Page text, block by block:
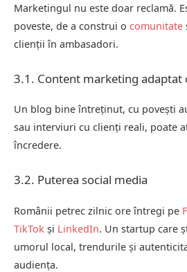
Marketingul nu este doar reclamă.
poveste, de a construi o comunitate
clienții în ambasadori.
3.1. Content marketing
Un blog bine întreținut, cu povești
sau interviuri cu clienți reali, poate
încredere.
3.2. Puterea social media
Românii petrec zilnic ore întregi pe
TikTok și LinkedIn. Un startup care
umorul local, trendurile și
audiența.